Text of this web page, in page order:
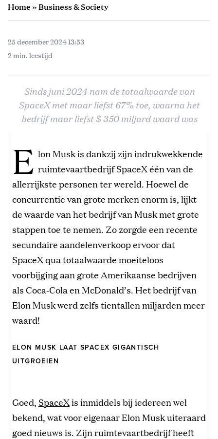
Home»Business & Society
25 december 2024 13:53
2 min. leestijd
Sinds juni 2024 nam de totaalwaarde van
SpaceX met maar liefst 67% toe, waarna het
bedrijf maar liefst $ 350 miljard waard was
E lon Musk is dankzij zijn indrukwekkende
ruimtevaartbedrijf SpaceX één van de
allerrijkste personen ter wereld. Hoewel de
concurrentie van grote merken enorm is, lijkt
de waarde van het bedrijf van Musk met grote
stappen toe te nemen. Zo zorgde een recente
secundaire aandelenverkoop ervoor dat
SpaceX qua totaalwaarde moeiteloos
voorbijging aan grote Amerikaanse bedrijven
als Coca-Cola en McDonald’s. Het bedrijf van
Elon Musk werd zelfs tientallen miljarden meer
waard!
ELON MUSK LAAT SPACEX GIGANTISCH
UITGROEIEN
Goed, SpaceXis inmiddels bij iedereen wel
bekend, wat voor eigenaar Elon Musk uiteraard
goed nieuws is. Zijn ruimtevaartbedrijf heeft